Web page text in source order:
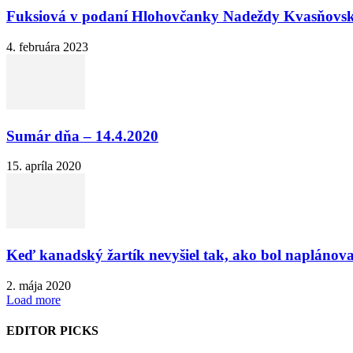
Fuksiová v podaní Hlohovčanky Nadeždy
4. februára 2023
Sumár dňa – 14.4.2020
15. apríla 2020
Keď kanadský žartík nevyšiel tak, ako bol
2. mája 2020
Load more
EDITOR PICKS